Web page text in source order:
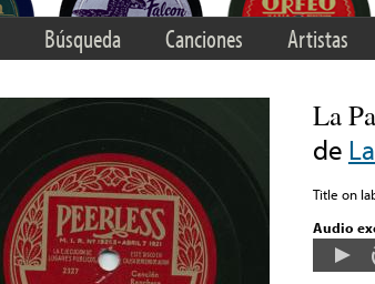
Búsqueda Canciones Artistas
La
de
Title on
Audio